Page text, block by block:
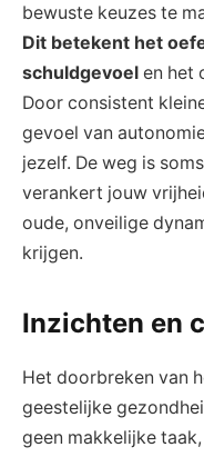
bewuste keuzes te
Dit betekent het
schuldgevoel en het
Door consistent
gevoel van
jezelf. De weg is
verankert jouw
oude, onveilige
krijgen.
Inzichten en
Het doorbreken van
geestelijke
geen makkelijke